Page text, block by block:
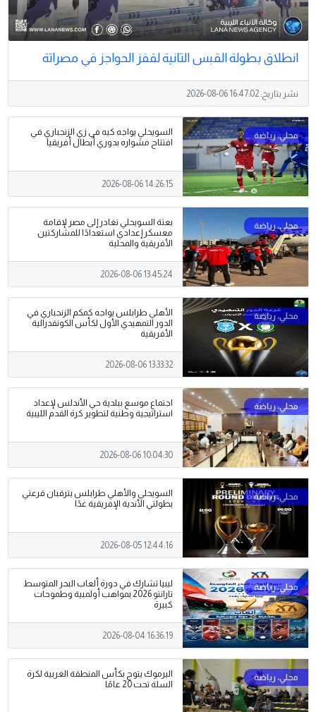
انطلاق بطولة القبس الثانية لقفز الحواجز في مصراتة
نشر بتاريخ:2026-08-06 16:47:02
السويحلي يواجه كيه في زي الزنجباري في
افتتاح مشواره بدوري أبطال أفريقيا
2026-08-06 14:26:15
بعثة السويحلي تغادر إلى مصر لإقامة
معسكر إعدادي استعدادًا للمشاركتين
الأفريقية والمحلية
2026-08-06 13:45:24
الأهلي طرابلس يواجه كمكم الزنجباري في
الدور التمهيدي الأول لكأس الكونفدرالية
الأفريقية
2026-08-06 13:33:32
اجتماع موسع ببلدية حي الأندلس لإعداد
استراتيجية وطنية لتطوير كرة القدم الليبية
2026-08-06 10:04:30
السويحلي والأهلي طرابلس يترقبان قرعتي
بطولتي الأندية الإفريقية غدًا
2026-08-05 12:44:16
ليبيا تشارك في دورة ألعاب البحر المتوسط
تارانتو 2026 بمواهب أولمبية وطموحات
كبيرة
2026-08-04 16:36:19
اليرموك يتوج بكأس المنطقة الغربية لكرة
السلة تحت 20 عامًا